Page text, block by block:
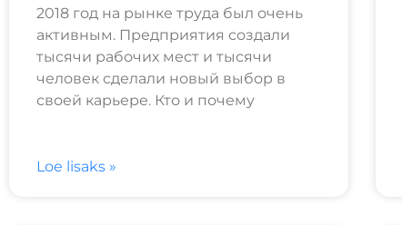
2018 год на рынке труда был очень
активным. Предприятия создали
тысячи рабочих мест и тысячи
человек сделали новый выбор в
своей карьере. Кто и почему
Loe lisaks »